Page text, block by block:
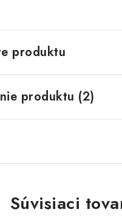
produktu
produktu (2)
Súvisiaci